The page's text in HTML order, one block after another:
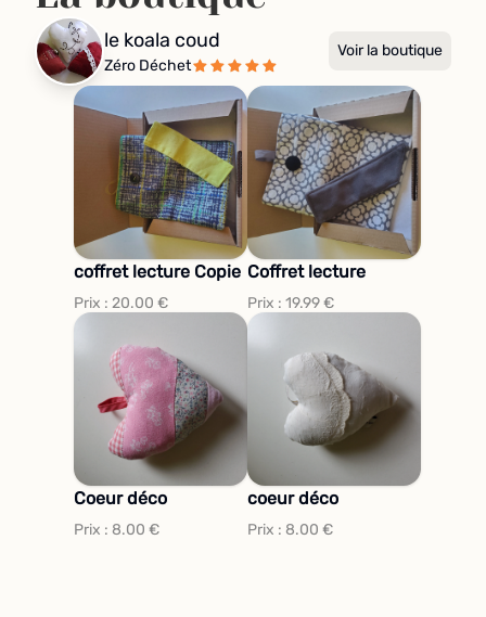
le koala coud
Zéro Déchet
Voir la boutique
coffret lecture Copie
Prix : 20.00 €
Coffret lecture
Prix : 19.99€
Coeur déco
Prix : 8.00 €
coeur déco
Prix : 8.00 €